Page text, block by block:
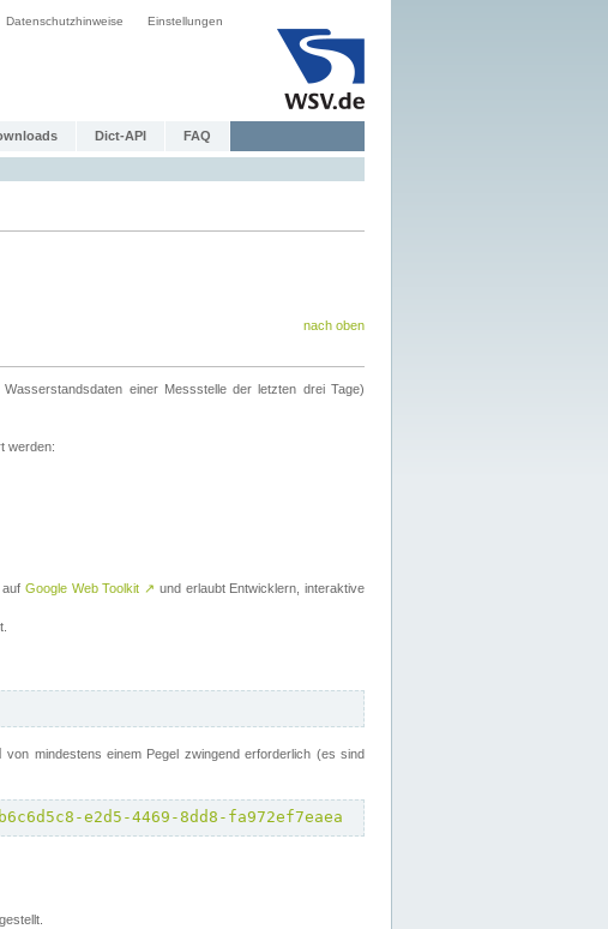
Datenschutzhinweise Einstellungen
Dict-API FAQ
nach oben
einer Messstelle der letzten drei Tage)
werden:
Google Web Toolkit ↗ und erlaubt Entwicklern, interaktive
von mindestens einem Pegel zwingend erforderlich (es sind
e2d5-4469-8dd8-fa972ef7eaea